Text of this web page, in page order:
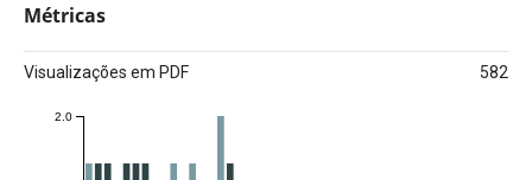
Métricas
Visualizações em PDF 582
2.0